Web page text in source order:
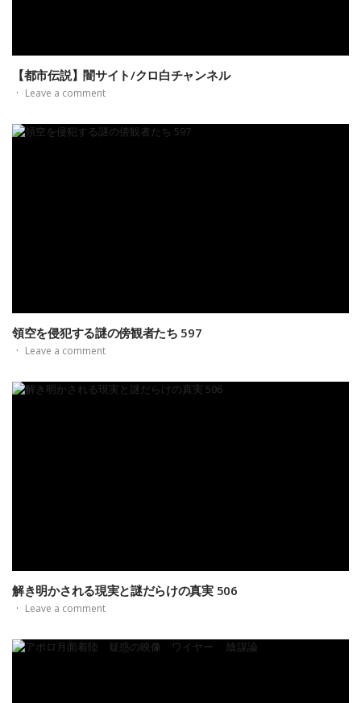
【都市伝説】闇サイト/クロ白チャンネル
· Leave a comment
領空を侵犯する謎の傍観者たち 597
· Leave a comment
解き明かされる現実と謎だらけの真実 506
· Leave a comment